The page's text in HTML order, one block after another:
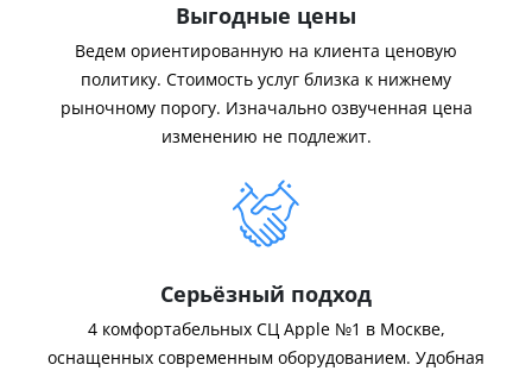
Выгодные цены
Ведем ориентированную на клиента ценовую
политику. Стоимость услуг близка к нижнему
рыночному порогу. Изначально озвученная цена
изменению не подлежит.
Серьёзный подход
4 комфортабельных СЦ Apple №1 в Москве,
оснащенных современным оборудованием. Удобная